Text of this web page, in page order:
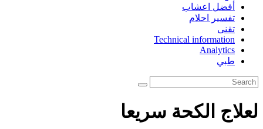
أفضل اعشاب
تفسير احلام
تقنى
Technical information
Analytics
طبي
لعلاج الكحة سريعا